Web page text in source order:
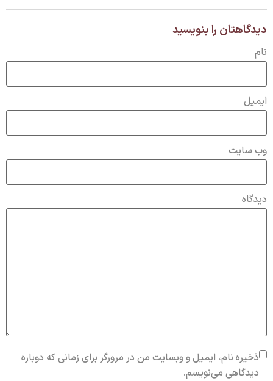
دیدگاهتان را بنویسید
دیدگاه
نام
ایمیل
وب‌ سایت
ذخیره نام، ایمیل و وبسایت من در مرورگر برای زمانی که دوباره
دیدگاهی می‌نویسم.